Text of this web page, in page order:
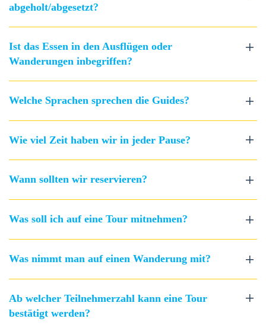
abgeholt/abgesetzt?
Ist das Essen in den Ausflügen oder
Wanderungen inbegriffen?
Welche Sprachen sprechen die Guides?
Wie viel Zeit haben wir in jeder Pause?
Wann sollten wir reservieren?
Was soll ich auf eine Tour mitnehmen?
Was nimmt man auf einen Wanderung mit?
Ab welcher Teilnehmerzahl kann eine Tour
bestätigt werden?